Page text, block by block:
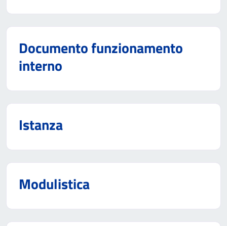
Documento funzionamento
interno
Istanza
Modulistica